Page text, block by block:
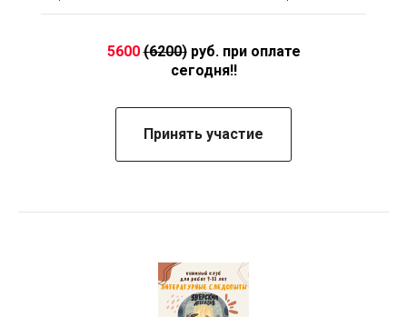
5600 (6200)руб. при оплате
сегодня!!
Принять участие